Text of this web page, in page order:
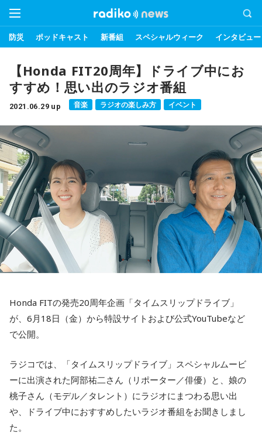
防災 ポッドキャスト 新番組 スペシャルウィーク インタビュー
【Honda FIT20周年】ドライブ中にお
すすめ！思い出のラジオ番組
2021.06.29 up 音楽 ラジオの楽しみ方 イベント
Honda FITの発売20周年企画「タイムスリップドライブ」
が、6月18日（金）から特設サイトおよび公式YouTubeなど
で公開。
ラジコでは、「タイムスリップドライブ」スペシャルムービ
ーに出演された阿部祐二さん（リポーター／俳優）と、娘の
桃子さん（モデル／タレント）にラジオにまつわる思い出
や、ドライブ中におすすめしたいラジオ番組をお聞きしまし
た。